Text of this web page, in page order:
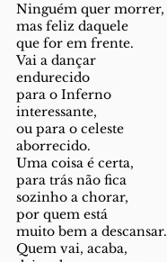
Ninguém quer morrer,
mas feliz daquele
que for em frente.
Vai a dançar
endurecido
para o Inferno
interessante,
ou para o celeste
aborrecido.
Uma coisa é certa,
para trás não fica
sozinho a chorar,
por quem está
muito bem a descansar.
Quem vai, acaba,